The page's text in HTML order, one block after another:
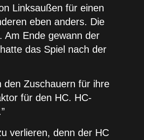
Linksaußen für einen
eben anders. Die
Am Ende gewann der
das Spiel nach der
den Zuschauern für ihre
für den HC. HC-
verlieren, denn der HC